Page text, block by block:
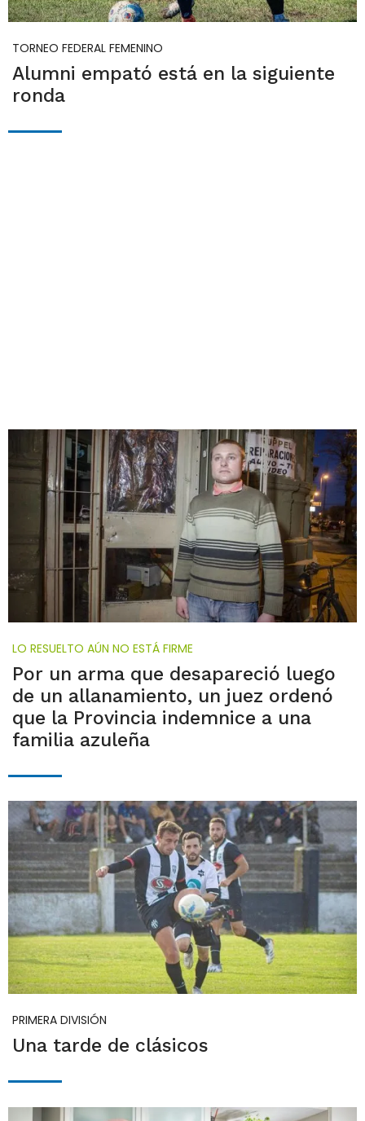
TORNEO FEDERAL FEMENINO
Alumni empató está en la siguiente
ronda
LO RESUELTO AÚN NO ESTÁ FIRME
Por un arma que desapareció luego
de un allanamiento, un juez ordenó
que la Provincia indemnice a una
familia azuleña
PRIMERA DIVISIÓN
Una tarde de clásicos